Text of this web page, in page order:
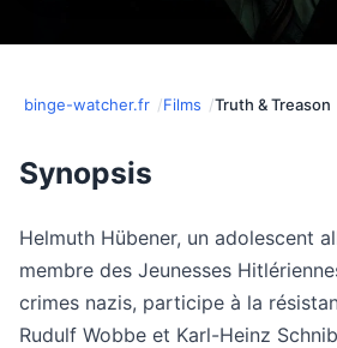
binge-watcher.fr Films Truth & Treason
Synopsis
Helmuth Hübener, un adolescent
membre des Jeunesses
crimes nazis, participe à la
Rudulf Wobbe et Karl-Heinz